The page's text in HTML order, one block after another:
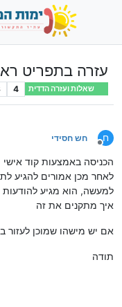
עזרה בתפריט
שאלות ועזרה הדדית 4
ח
מנותק
חש חסידי
הכניסה באמצעות קוד אישי
לאחר מכן אמורים להגיע
למעשה, הוא מגיע להודעות
איך מתקנים את זה
אם יש מישהו שמוכן
תודה